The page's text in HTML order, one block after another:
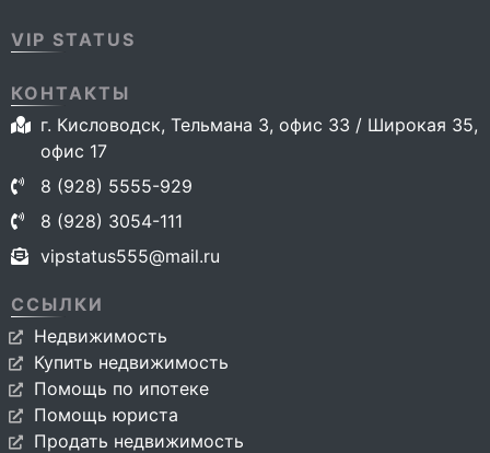
VIP STATUS
КОНТАКТЫ
г. Кисловодск, Тельмана 3, офис 33 / Широкая 35,
офис 17
8 (928) 5555-929
8 (928) 3054-111
vipstatus555@mail.ru
ССЫЛКИ
Недвижимость
Купить недвижимость
Помощь по ипотеке
Помощь юриста
Продать недвижимость